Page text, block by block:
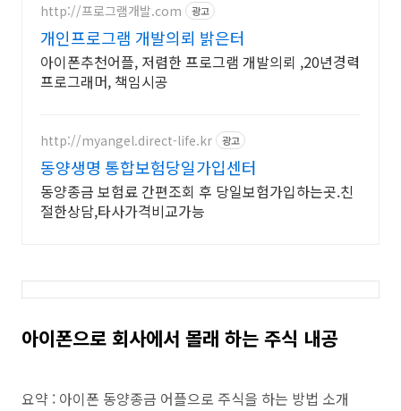
http://프로그램개발.com 광고
개인프로그램 개발의뢰 밝은터
아이폰추천어플, 저렴한 프로그램 개발의뢰 ,20년경력
프로그래머, 책임시공
http://myangel.direct-life.kr 광고
동양생명 통합보험당일가입센터
동양종금 보험료 간편조회 후 당일보험가입하는곳.친
절한상담,타사가격비교가능
아이폰으로 회사에서 몰래 하는 주식 내공
요약 : 아이폰 동양종금 어플으로 주식을 하는 방법 소개